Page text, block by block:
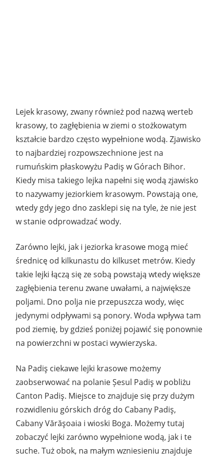
Lejek krasowy, zwany również pod nazwą werteb
krasowy, to zagłębienia w ziemi o stożkowatym
kształcie bardzo często wypełnione wodą. Zjawisko
to najbardziej rozpowszechnione jest na
rumuńskim płaskowyżu Padiş w Górach Bihor.
Kiedy misa takiego lejka napełni się wodą zjawisko
to nazywamy jeziorkiem krasowym. Powstają one,
wtedy gdy jego dno zasklepi się na tyle, że nie jest
w stanie odprowadzać wody.
Zarówno lejki, jak i jeziorka krasowe mogą mieć
średnicę od kilkunastu do kilkuset metrów. Kiedy
takie lejki łączą się ze sobą powstają wtedy większe
zagłębienia terenu zwane uwałami, a największe
poljami. Dno polja nie przepuszcza wody, więc
jedynymi odpływami są ponory. Woda wpływa tam
pod ziemię, by gdzieś poniżej pojawić się ponownie
na powierzchni w postaci wywierzyska.
Na Padiş ciekawe lejki krasowe możemy
zaobserwować na polanie Șesul Padiş w pobliżu
Canton Padiş. Miejsce to znajduje się przy dużym
rozwidleniu górskich dróg do Cabany Padiş,
Cabany Vărăşoaia i wioski Boga. Możemy tutaj
zobaczyć lejki zarówno wypełnione wodą, jak i te
suche. Tuż obok, na małym wzniesieniu znajduje